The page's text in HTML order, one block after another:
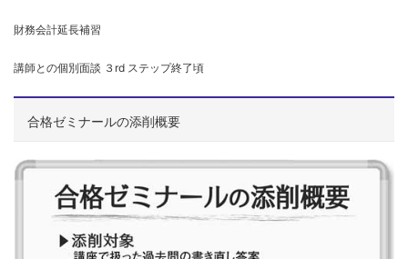
財務会計延長補習
講師との個別面談 ３rd ステップ終了頃
合格ゼミナールの添削概要